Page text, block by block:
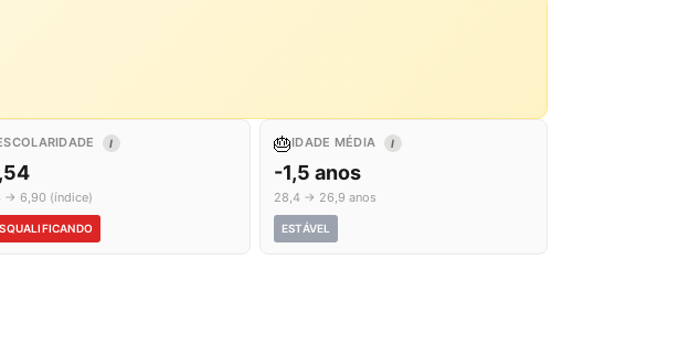
I
→ 6,90 (índice)
🎂IDADE MÉDIA I
-1,5 anos
28,4 → 26,9 anos
ESTÁVEL